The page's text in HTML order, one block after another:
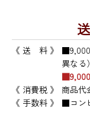
《 送 料 》
異なる）
《 消費税 》
商品代
《 手数料 》
■コン